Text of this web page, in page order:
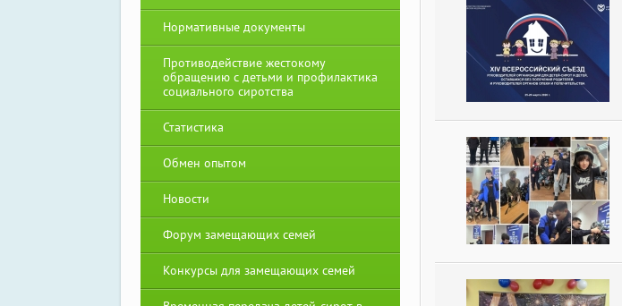
Нормативные документы
Противодействие жестокому
обращению с детьми и профилактика
социального сиротства
Статистика
Обмен опытом
Новости
Форум замещающих семей
Конкурсы для замещающих семей